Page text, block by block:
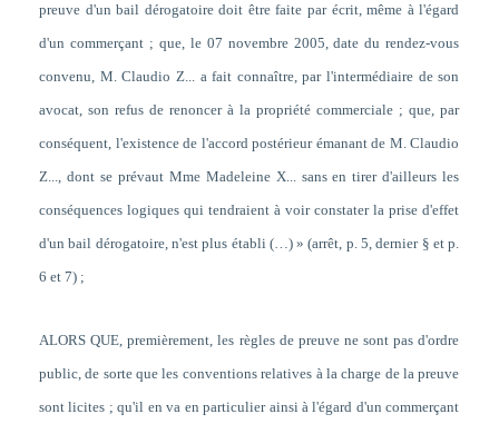
preuve d'un bail dérogatoire doit être faite par écrit, même à l'égard
d'un commerçant ; que, le 07 novembre 2005, date du rendez-vous
convenu, M. Claudio Z... a fait connaître, par l'intermédiaire de son
avocat, son refus de renoncer à la propriété commerciale ; que, par
conséquent, l'existence de l'accord postérieur émanant de M. Claudio
Z..., dont se prévaut Mme Madeleine X... sans en tirer d'ailleurs les
conséquences logiques qui tendraient à voir constater la prise d'effet
d'un bail dérogatoire, n'est plus établi (…) » (arrêt, p. 5, dernier § et p.
6 et 7) ;
ALORS QUE, premièrement, les règles de preuve ne sont pas d'ordre
public, de sorte que les conventions relatives à la charge de la preuve
sont licites ; qu'il en va en particulier ainsi à l'égard d'un commerçant